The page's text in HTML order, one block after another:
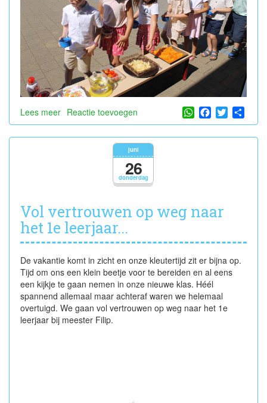
Lees meer over
Feestelijk
afscheid
kleuterklassen
Reactie toevoegen WhatsApp
Facebook
Twitter
donderdag
juni
26
Vol vertrouwen op weg naar
het 1e leerjaar...
De vakantie komt in zicht en onze kleutertijd zit er bijna op.
Tijd om ons een klein beetje voor te bereiden en al eens
een kijkje te gaan nemen in onze nieuwe klas. Héél
spannend allemaal maar achteraf waren we helemaal
overtuigd. We gaan vol vertrouwen op weg naar het 1e
leerjaar bij meester Filip.